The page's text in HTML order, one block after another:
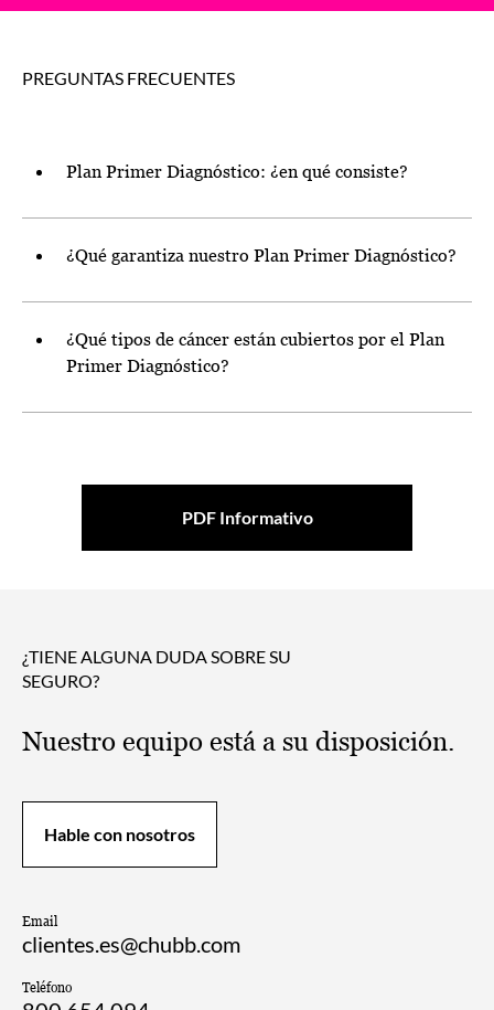
PREGUNTAS FRECUENTES
Plan Primer Diagnóstico: ¿en qué consiste?
¿Qué garantiza nuestro Plan Primer Diagnóstico?
¿Qué tipos de cáncer están cubiertos por el Plan
Primer Diagnóstico?
PDF Informativo
¿TIENE ALGUNA DUDA SOBRE SU
SEGURO?
Nuestro equipo está a su disposición.
Hable con nosotros
Email
clientes.es@chubb.com
Teléfono